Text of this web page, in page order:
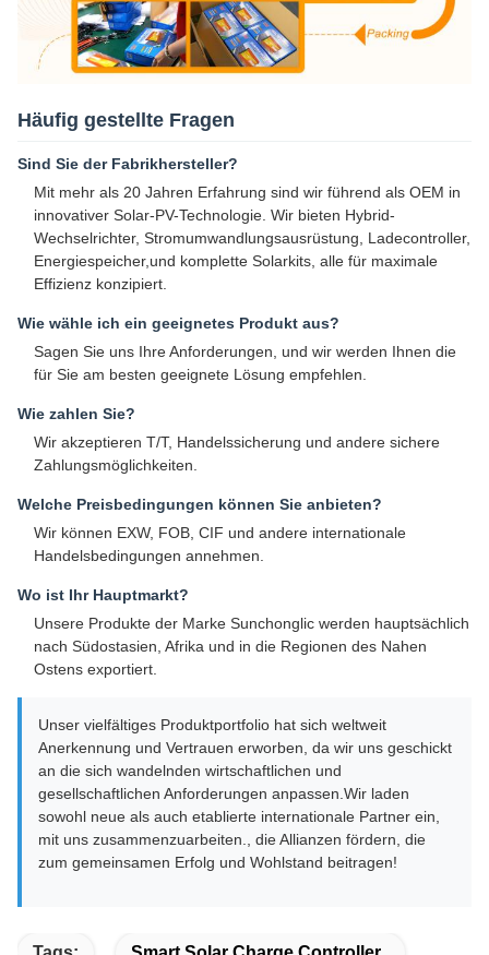
Häufig gestellte Fragen
Sind Sie der Fabrikhersteller?
Mit mehr als 20 Jahren Erfahrung sind wir führend als OEM in
innovativer Solar-PV-Technologie. Wir bieten Hybrid-
Wechselrichter, Stromumwandlungsausrüstung, Ladecontroller,
Energiespeicher,und komplette Solarkits, alle für maximale
Effizienz konzipiert.
Wie wähle ich ein geeignetes Produkt aus?
Sagen Sie uns Ihre Anforderungen, und wir werden Ihnen die
für Sie am besten geeignete Lösung empfehlen.
Wie zahlen Sie?
Wir akzeptieren T/T, Handelssicherung und andere sichere
Zahlungsmöglichkeiten.
Welche Preisbedingungen können Sie anbieten?
Wir können EXW, FOB, CIF und andere internationale
Handelsbedingungen annehmen.
Wo ist Ihr Hauptmarkt?
Unsere Produkte der Marke Sunchonglic werden hauptsächlich
nach Südostasien, Afrika und in die Regionen des Nahen
Ostens exportiert.
Unser vielfältiges Produktportfolio hat sich weltweit
Anerkennung und Vertrauen erworben, da wir uns geschickt
an die sich wandelnden wirtschaftlichen und
gesellschaftlichen Anforderungen anpassen.Wir laden
sowohl neue als auch etablierte internationale Partner ein,
mit uns zusammenzuarbeiten., die Allianzen fördern, die
zum gemeinsamen Erfolg und Wohlstand beitragen!